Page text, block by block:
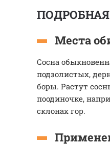
Места
Сосна
подзолистых,
боры. Растут
поодиночке,
склонах гор.